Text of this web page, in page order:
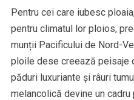
Pentru cei care iubesc
pentru climatul lor ploios,
munții Pacificului de Nord-
ploile dese creează peisaje
păduri luxuriante și râuri
melancolică devine un